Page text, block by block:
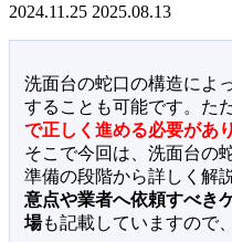
2024.11.25 2025.08.13
洗面台の蛇口の構造によ
することも可能です。ただ
で正しく進める必要があ
そこで今回は、洗面台の
準備の段階から詳しく解
意点や業者へ依頼すべき
場も記載していますので